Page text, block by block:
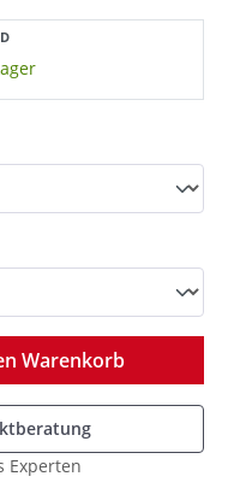
gewünschten
Warenkorb
Experten